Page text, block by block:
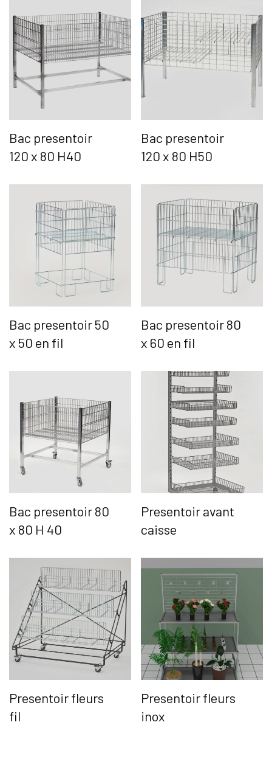
Bac presentoir
120 x 80 H40
Bac presentoir
120 x 80 H50
Bac presentoir 50
x 50 en fil
Bac presentoir 80
x 60 en fil
Bac presentoir 80
x 80 H 40
Presentoir avant
caisse
Presentoir fleurs
fil
Presentoir fleurs
inox